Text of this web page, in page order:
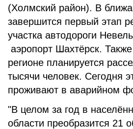
(Холмский район). В
завершится первый этап
участка автодороги
аэропорт Шахтёрск.
регионе планируется
тысячи человек. Сегодня
проживают в аварийном
"В целом за год в
области преобразится 21